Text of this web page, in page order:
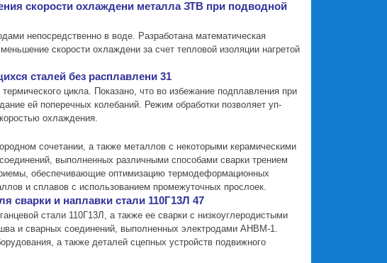
скорости охлаждени металла ЗТВ при подводной
непосредственно в воде. Разработана математическая
скорости охлаждени за счет тепловой изоляции нагретой
сталей без расплавлени 31
цикла. Показано, что во избежание подплавления при
ей поперечных колебаний. Режим обработки позволяет уп-
охлаждения.
сочетании, а также металлов с некоторыми керамическими
выполненных различными способами сварки трением
обеспечивающие оптимизацию термодеформационных
и сплавов с использованием промежуточных прослоек.
и наплавки стали 110Г13Л 47
стали 110Г13Л, а также ее сварки с низкоуглеродистыми
и сварных соединений, выполненных электродами АНВМ-1.
а также деталей сцепных устройств подвижного